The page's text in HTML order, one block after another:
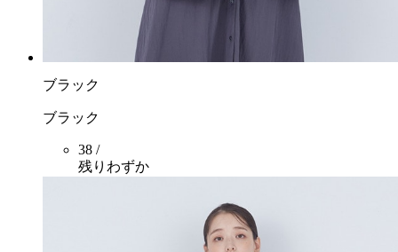
ブラック
ブラック
38 /
残りわずか